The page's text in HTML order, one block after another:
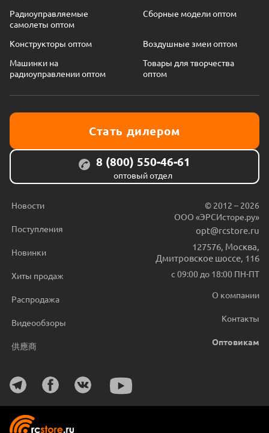
Радиоуправляемые
самолеты оптом
Сборные модели оптом
Конструкторы оптом
Воздушные змеи оптом
Машинки на
радиоуправлении оптом
Товары для творчества
оптом
Стать дилером
8 (800) 550-46-61
оптовый отдел
Новости
Поступления
Новинки
Хиты продаж
Распродажа
Видеообзоры
供應商
© 2012 – 2026
ООО «ЭРСИсторе.ру»
opt@rcstore.ru
127576 Москва
Дмитровское шоссе, 116
с 09:00 до 18:00 ПН-ПТ
О компании
Контакты
Оптовикам